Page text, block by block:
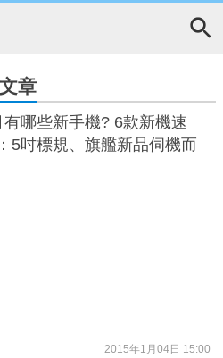
章
有哪些新手機? 6款新機速
5吋標規、旗艦新品伺機而
2015年1月04日 15:00